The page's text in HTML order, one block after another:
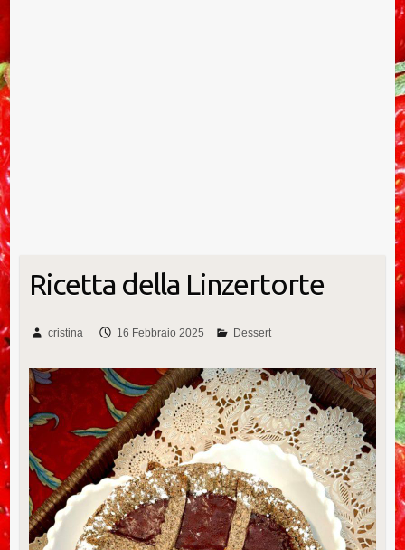
Ricetta della Linzertorte
cristina 16 Febbraio 2025 Dessert